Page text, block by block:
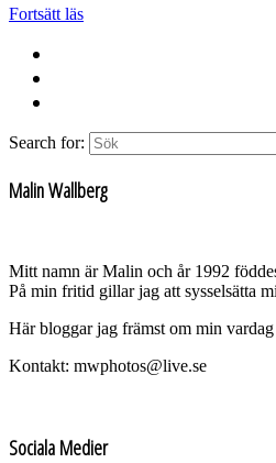
Fortsätt läs
Search for:
Malin Wallberg
Mitt namn är Malin och år 1992
På min fritid gillar jag att sysselsätta
Här bloggar jag främst om min
Kontakt: mwphotos@live.se
Sociala Medier